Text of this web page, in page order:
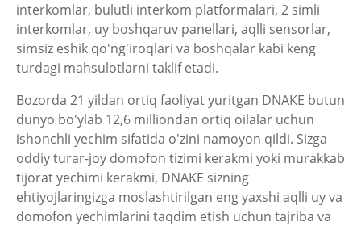
interkomlar, bulutli interkom platformalari, 2 simli
interkomlar, uy boshqaruv panellari, aqlli sensorlar,
simsiz eshik qo'ng'iroqlari va boshqalar kabi keng
turdagi mahsulotlarni taklif etadi.
Bozorda 21 yildan ortiq faoliyat yuritgan DNAKE butun
dunyo bo'ylab 12,6 milliondan ortiq oilalar uchun
ishonchli yechim sifatida o'zini namoyon qildi. Sizga
oddiy turar-joy domofon tizimi kerakmi yoki murakkab
tijorat yechimi kerakmi, DNAKE sizning
ehtiyojlaringizga moslashtirilgan eng yaxshi aqlli uy va
domofon yechimlarini taqdim etish uchun tajriba va